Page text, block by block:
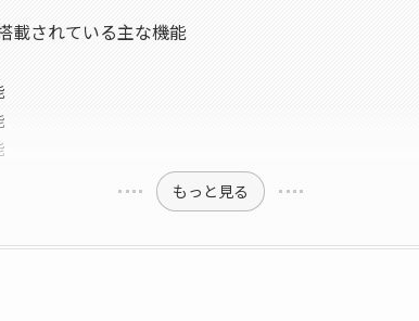
載されている主な機能
もっと見る